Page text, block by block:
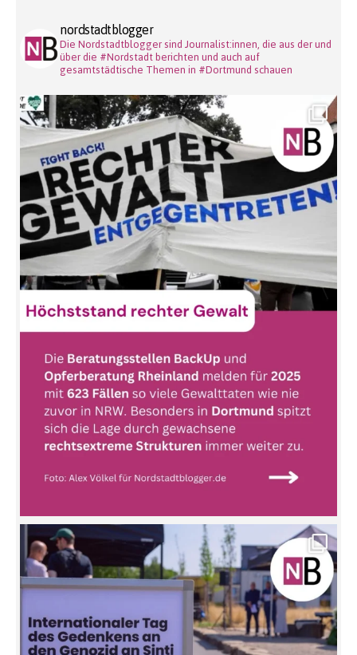
nordstadtblogger
Die Nordstadtblogger sind Journalist:innen, die aus der und
über die #Nordstadt berichten und auch auf
gesamtstädtische Themen in #Dortmund schauen